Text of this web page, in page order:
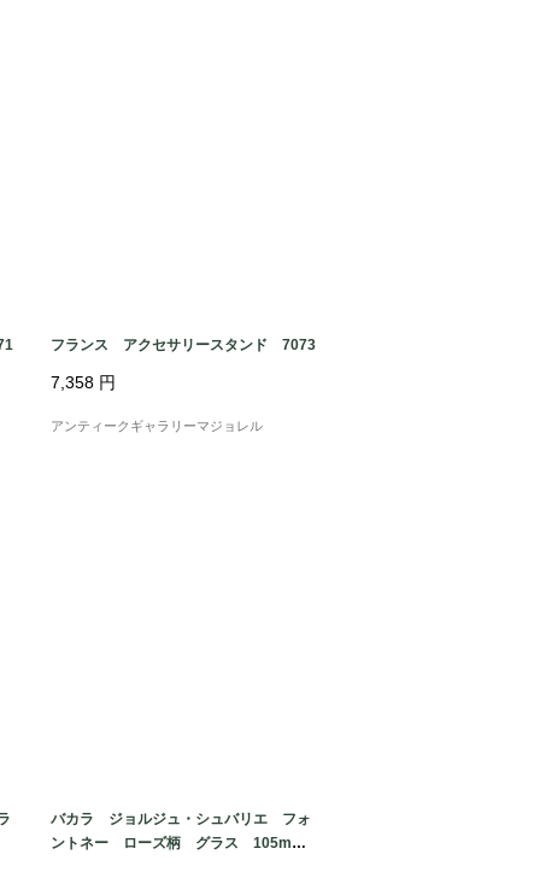
フランス アクセサリースタンド 7073
7,358 円
アンティークギャラリーマジョレル
バカラ ジョルジュ・シュバリエ フォ
ントネー ローズ柄 グラス 105mm